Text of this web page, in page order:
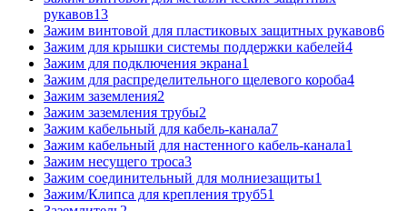
рукавов13
Зажим винтовой для пластиковых защитных рукавов6
Зажим для крышки системы поддержки кабелей4
Зажим для подключения экрана1
Зажим для распределительного щелевого короба4
Зажим заземления2
Зажим заземления трубы2
Зажим кабельный для кабель-канала7
Зажим кабельный для настенного кабель-канала1
Зажим несущего троса3
Зажим соединительный для молниезащиты1
Зажим/Клипса для крепления труб51